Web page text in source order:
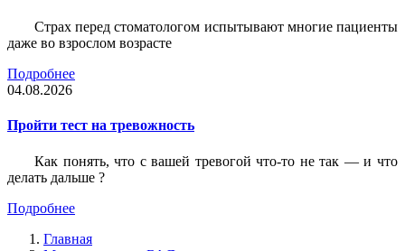
Страх перед стоматологом испытывают многие пациенты
даже во взрослом возрасте
Подробнее
04.08.2026
Пройти тест на тревожность
Как понять, что с вашей тревогой что-то не так — и что
делать дальше ?
Подробнее
Главная